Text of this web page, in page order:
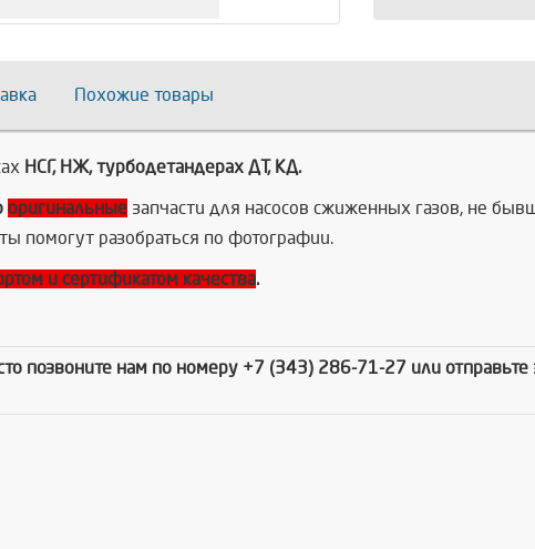
Похожие товары
НСГ, НЖ, турбодетандерах ДТ, КД.
оригинальные запчасти для насосов сжиженных газов, не
помогут разобраться по фотографии.
и сертификатом качества.
позвоните нам по номеру +7 (343) 286-71-27 или